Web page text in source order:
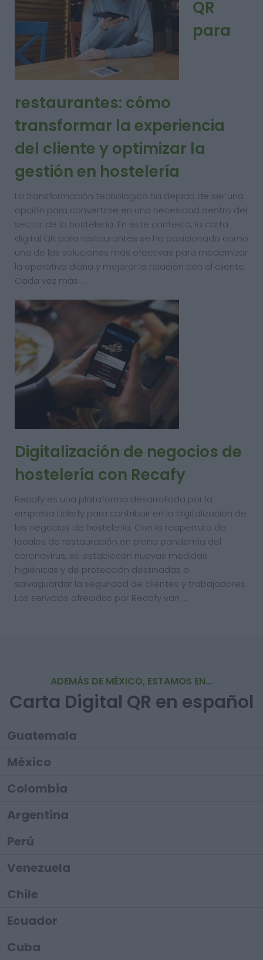
QR
para
restaurantes: cómo
transformar la experiencia
del cliente y optimizar la
gestión en hostelería
La transformación tecnológica ha dejado de ser una
opción para convertirse en una necesidad dentro del
sector de la hostelería. En este contexto, la carta
digital QR para restaurantes se ha posicionado como
una de las soluciones más efectivas para modernizar
la operativa diaria y mejorar la relación con el cliente.
Cada vez más …
Digitalización de negocios de
hostelería con Recafy
Recafy es una plataforma desarrollada por la
empresa Liderfy para contribuir en la digitalización de
los negocios de hostelería. Con la reapertura de
locales de restauración en plena pandemia del
coronavirus, se establecen nuevas medidas
higiénicas y de protección destinadas a
salvaguardar la seguridad de clientes y trabajadores.
Los servicios ofrecidos por Recafy van …
ADEMÁS DE MÉXICO, ESTAMOS EN...
Carta Digital QR en español
Guatemala
México
Colombia
Argentina
Perú
Venezuela
Chile
Ecuador
Cuba